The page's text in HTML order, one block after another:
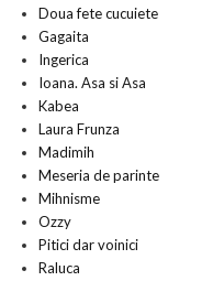
Doua fete cucuiete
Gagaita
Ingerica
Ioana. Asa si Asa
Kabea
Laura Frunza
Madimih
Meseria de parinte
Mihnisme
Ozzy
Pitici dar voinici
Raluca